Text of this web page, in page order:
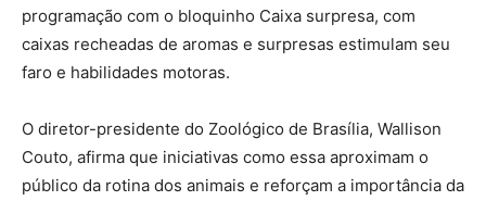
programação com o bloquinho Caixa surpresa, com
caixas recheadas de aromas e surpresas estimulam seu
faro e habilidades motoras.
O diretor-presidente do Zoológico de Brasília, Wallison
Couto, afirma que iniciativas como essa aproximam o
público da rotina dos animais e reforçam a importância da